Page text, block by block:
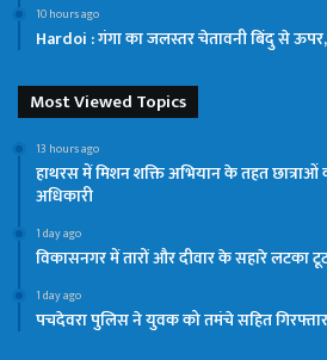
10 hours ago
Hardoi : गंगा का जलस्तर चेतावनी बिंदु से ऊपर,
Most Viewed Topics
13 hours ago
हाथरस में मिशन शक्ति अभियान के तहत
अधिकारी
1 day ago
विकासनगर में तारों और दीवार के सहारे लटका
1 day ago
पचदेवरा पुलिस ने युवक को तमंचे सहित